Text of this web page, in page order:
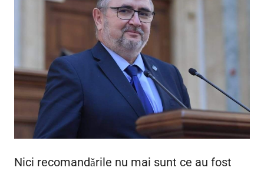
Nici recomandările nu mai sunt ce au fost